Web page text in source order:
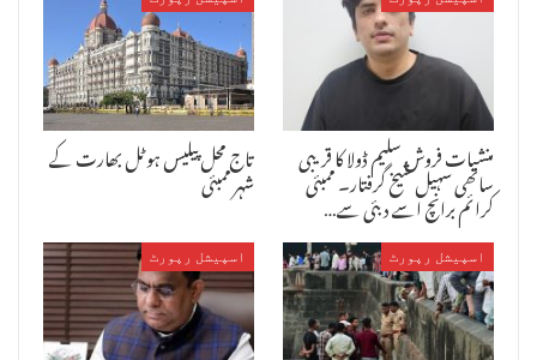
منشیات فروش سلیم ڈولا کا قریبی
ساتھی سہیل شیخ گرفتار۔ ممبئی
کرائم برانچ اسے دبئی سے…
تاج محل پیلیس ہوٹل بھارت کے
شہر ممبئی
اسپیشل رپورٹ اسپیشل رپورٹ